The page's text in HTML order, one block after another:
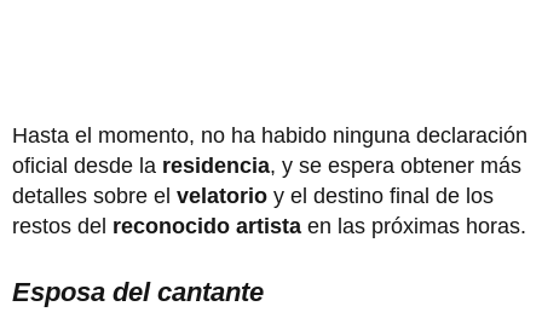
Hasta el momento, no ha habido ninguna declaración
oficial desde la residencia, y se espera obtener más
detalles sobre el velatorio y el destino final de los
restos del reconocido artista en las próximas horas.
Esposa del cantante